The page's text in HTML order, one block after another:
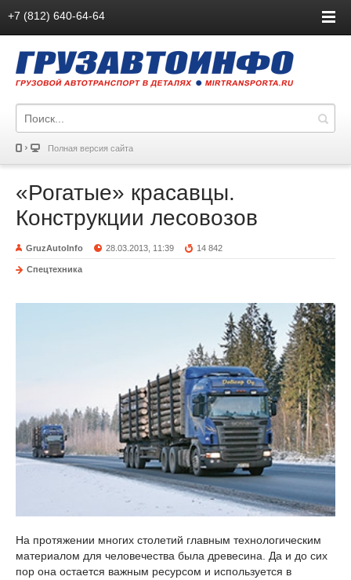
+7 (812) 640-64-64
Полная версия сайта
«Рогатые» красавцы.
Конструкции лесовозов
GruzAutoInfo 28.03.2013, 11:39 14 842
Спецтехника
На протяжении многих столетий главным технологическим
материалом для человечества была древесина. Да и до сих
пор она остается важным ресурсом и используется в